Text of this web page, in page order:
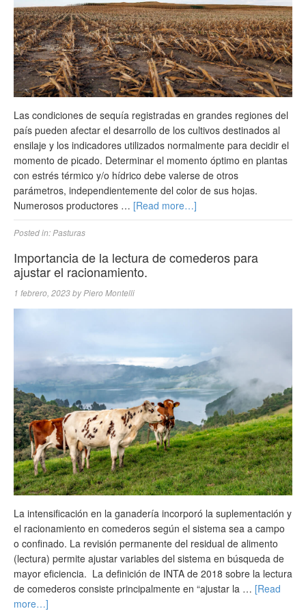
Las condiciones de sequía registradas en grandes regiones del
país pueden afectar el desarrollo de los cultivos destinados al
ensilaje y los indicadores utilizados normalmente para decidir el
momento de picado. Determinar el momento óptimo en plantas
con estrés térmico y/o hídrico debe valerse de otros
parámetros, independientemente del color de sus hojas.
Numerosos productores … [Read more…]
Posted in: Pasturas
Importancia de la lectura de comederos para
ajustar el racionamiento.
1 febrero, 2023byPiero Montelli
La intensificación en la ganadería incorporó la suplementación y
el racionamiento en comederos según el sistema sea a campo
o confinado. La revisión permanente del residual de alimento
(lectura) permite ajustar variables del sistema en búsqueda de
mayor eficiencia. La definición de INTA de 2018 sobre la lectura
de comederos consiste principalmente en “ajustar la … [Read
more…]